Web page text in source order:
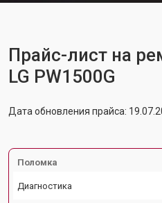
Прайс-лист на
LG PW1500G
Дата обновления прайса:
Поломка
Диагностика